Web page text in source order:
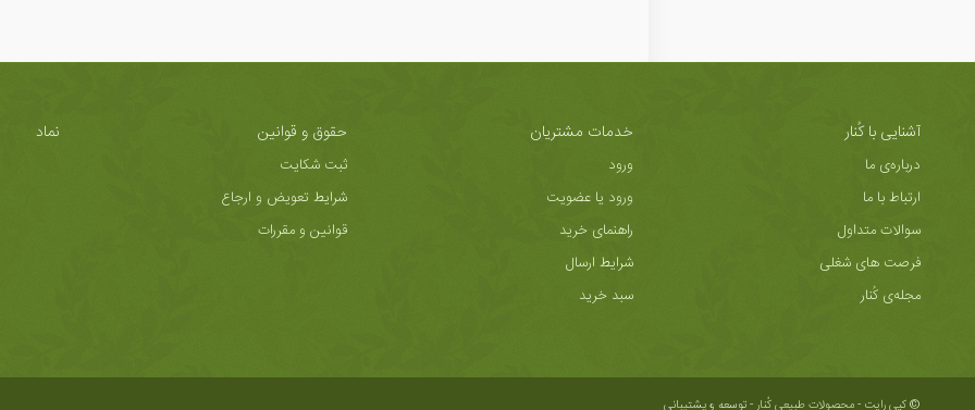
آشنایی با کُنار
درباره‌ی ما
ارتباط با ما
سوالات متداول
فرصت های شغلی
مجله‌ی کُنار
خدمات مشتریان
ورود
ورود یا عضویت
راهنمای خرید
شرایط ارسال
سبد خرید
حقوق و قوانین
ثبت شکایت
شرایط تعویض و ارجاع
قوانین و مقررات
نماد
© کپی رایت - محصولات طبیعی کُنار -توسعه و پشتیبانی